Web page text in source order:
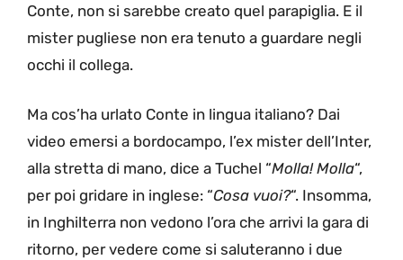
Conte, non si sarebbe creato quel parapiglia. E il
mister pugliese non era tenuto a guardare negli
occhi il collega.
Ma cos’ha urlato Conte in lingua italiano? Dai
video emersi a bordocampo, l’ex mister dell’Inter,
alla stretta di mano, dice a Tuchel “Molla! Molla“,
per poi gridare in inglese: “Cosa vuoi?“. Insomma,
in Inghilterra non vedono l’ora che arrivi la gara di
ritorno, per vedere come si saluteranno i due